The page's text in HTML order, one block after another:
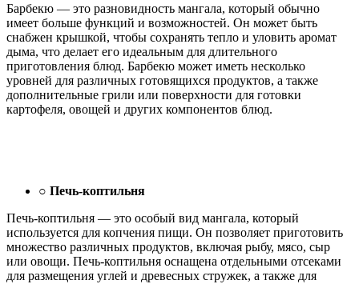
Барбекю — это разновидность мангала, который обычно
имеет больше функций и возможностей. Он может быть
снабжен крышкой, чтобы сохранять тепло и уловить аромат
дыма, что делает его идеальным для длительного
приготовления блюд. Барбекю может иметь несколько
уровней для различных готовящихся продуктов, а также
дополнительные грили или поверхности для готовки
картофеля, овощей и других компонентов блюд.
○ Печь-коптильня
Печь-коптильня — это особый вид мангала, который
используется для копчения пищи. Он позволяет приготовить
множество различных продуктов, включая рыбу, мясо, сыр
или овощи. Печь-коптильня оснащена отдельными отсеками
для размещения углей и древесных стружек, а также для